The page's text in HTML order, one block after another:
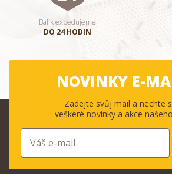
Balík expedujeme
DO 24 HODIN
NOVINKY E-
Zadejte svůj mail a nechte
veškeré novinky a akce